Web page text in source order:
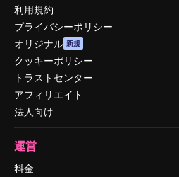
利用規約
プライバシーポリシー
オリジナル 新規
クッキーポリシー
トラストセンター
アフィリエイト
法人向け
運営
料金